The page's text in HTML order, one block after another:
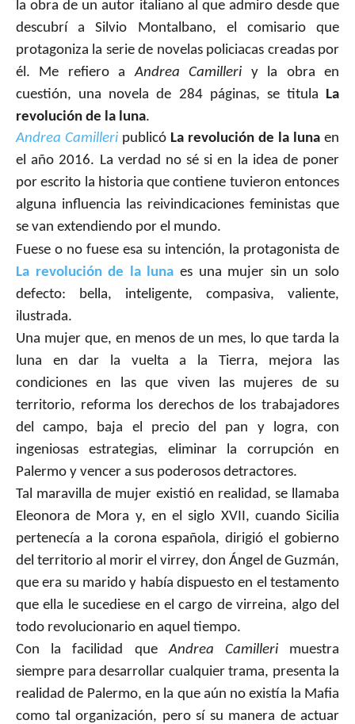
la obra de un autor italiano al que admiro desde que
descubrí a Silvio Montalbano, el comisario que
protagoniza la serie de novelas policiacas creadas por
él. Me refiero aAndrea Camilleri y la obra en
cuestión, una novela de 284 páginas, se titula La
revolución de la luna.
Andrea Camilleri publicó La revolución de la luna en
el año 2016. La verdad no sé si en la idea de poner
por escrito la historia que contiene tuvieron entonces
alguna influencia las reivindicaciones feministas que
se van extendiendo por el mundo.
Fuese o no fuese esa su intención, la protagonista de
La revolución de la luna es una mujer sin un solo
defecto: bella, inteligente, compasiva, valiente,
ilustrada.
Una mujer que, en menos de un mes, lo que tarda la
luna en dar la vuelta a la Tierra, mejora las
condiciones en las que viven las mujeres de su
territorio, reforma los derechos de los trabajadores
del campo, baja el precio del pan y logra, con
ingeniosas estrategias, eliminar la corrupción en
Palermo y vencer a sus poderosos detractores.
Tal maravilla de mujer existió en realidad, se llamaba
Eleonora de Mora y, en el siglo XVII, cuando Sicilia
pertenecía a la corona española, dirigió el gobierno
del territorio al morir el virrey, don Ángel de Guzmán,
que era su marido y había dispuesto en el testamento
que ella le sucediese en el cargo de virreina, algo del
todo revolucionario en aquel tiempo.
Con la facilidad queAndrea Camilleri muestra
siempre para desarrollar cualquier trama, presenta la
realidad de Palermo, en la que aún no existía la Mafia
como tal organización, pero sí su manera de actuar